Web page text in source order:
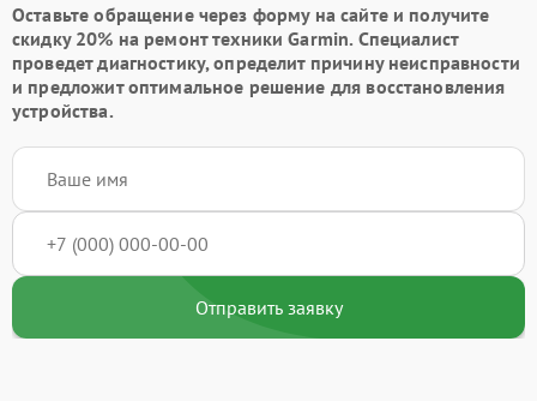
Оставьте обращение через форму на сайте и получите
скидку 20% на ремонт техники Garmin. Специалист
проведет диагностику, определит причину неисправности
и предложит оптимальное решение для восстановления
устройства.
Отправить заявку